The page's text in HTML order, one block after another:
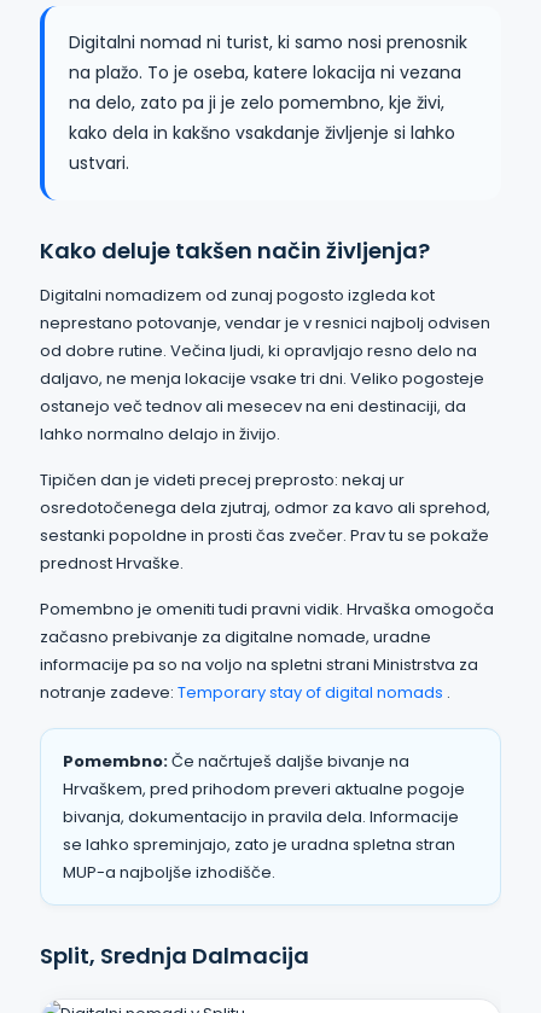
Digitalni nomad ni turist, ki samo nosi prenosnik
na plažo. To je oseba, katere lokacija ni vezana
na delo, zato pa ji je zelo pomembno, kje živi,
kako dela in kakšno vsakdanje življenje si lahko
ustvari.
Kako deluje takšen način življenja?
Digitalni nomadizem od zunaj pogosto izgleda kot
neprestano potovanje, vendar je v resnici najbolj odvisen
od dobre rutine. Večina ljudi, ki opravljajo resno delo na
daljavo, ne menja lokacije vsake tri dni. Veliko pogosteje
ostanejo več tednov ali mesecev na eni destinaciji, da
lahko normalno delajo in živijo.
Tipičen dan je videti precej preprosto: nekaj ur
osredotočenega dela zjutraj, odmor za kavo ali sprehod,
sestanki popoldne in prosti čas zvečer. Prav tu se pokaže
prednost Hrvaške.
Pomembno je omeniti tudi pravni vidik. Hrvaška omogoča
začasno prebivanje za digitalne nomade, uradne
informacije pa so na voljo na spletni strani Ministrstva za
notranje zadeve: Temporary stay of digital nomads .
Pomembno:Če načrtuješ daljše bivanje na
Hrvaškem, pred prihodom preveri aktualne pogoje
bivanja, dokumentacijo in pravila dela. Informacije
se lahko spreminjajo, zato je uradna spletna stran
MUP-a najboljše izhodišče.
Split, Srednja Dalmacija